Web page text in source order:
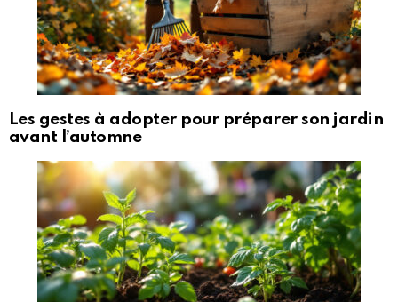
Les gestes à adopter pour préparer son jardin
avant l’automne